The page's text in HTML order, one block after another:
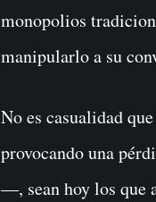
monopolios
manipularlo a su
No es casualidad
provocando una
—, sean hoy los que